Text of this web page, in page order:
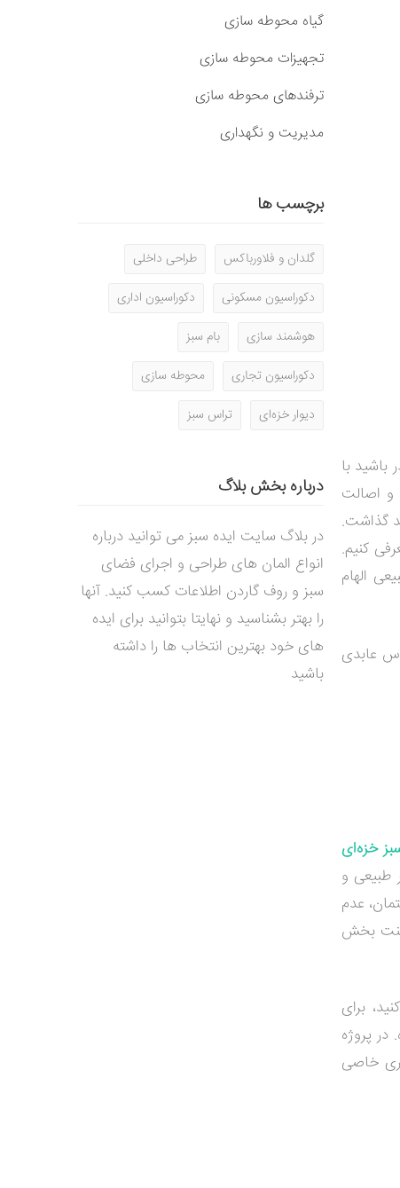
با
و اصالت
گذاشت.
کنیم.
الهام
عابدی
خزه‌ای
طبیعی و
عدم
بخش
برای
پروژه
خاصی
گیاه محوطه سازی
تجهیزات محوطه سازی
ترفندهای محوطه سازی
مدیریت و نگهداری
برچسب ها
گلدان و فلاورباکس
طراحی داخلی
دکوراسیون مسکونی
دکوراسیون اداری
هوشمند سازی
بام سبز
دکوراسیون تجاری
محوطه سازی
دیوار خزه‌ای
تراس سبز
درباره بخش بلاگ
در بلاگ سایت ایده سبز می توانید درباره
انواع المان های طراحی و اجرای فضای
سبز و روف گاردن اطلاعات کسب کنید. آنها
را بهتر بشناسید و نهایتا بتوانید برای ایده
های خود بهترین انتخاب ها را داشته
باشید